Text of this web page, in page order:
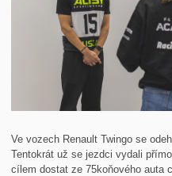
Ve vozech Renault Twingo se
Tentokrát už se jezdci vydali
cílem dostat ze 75koňového auta